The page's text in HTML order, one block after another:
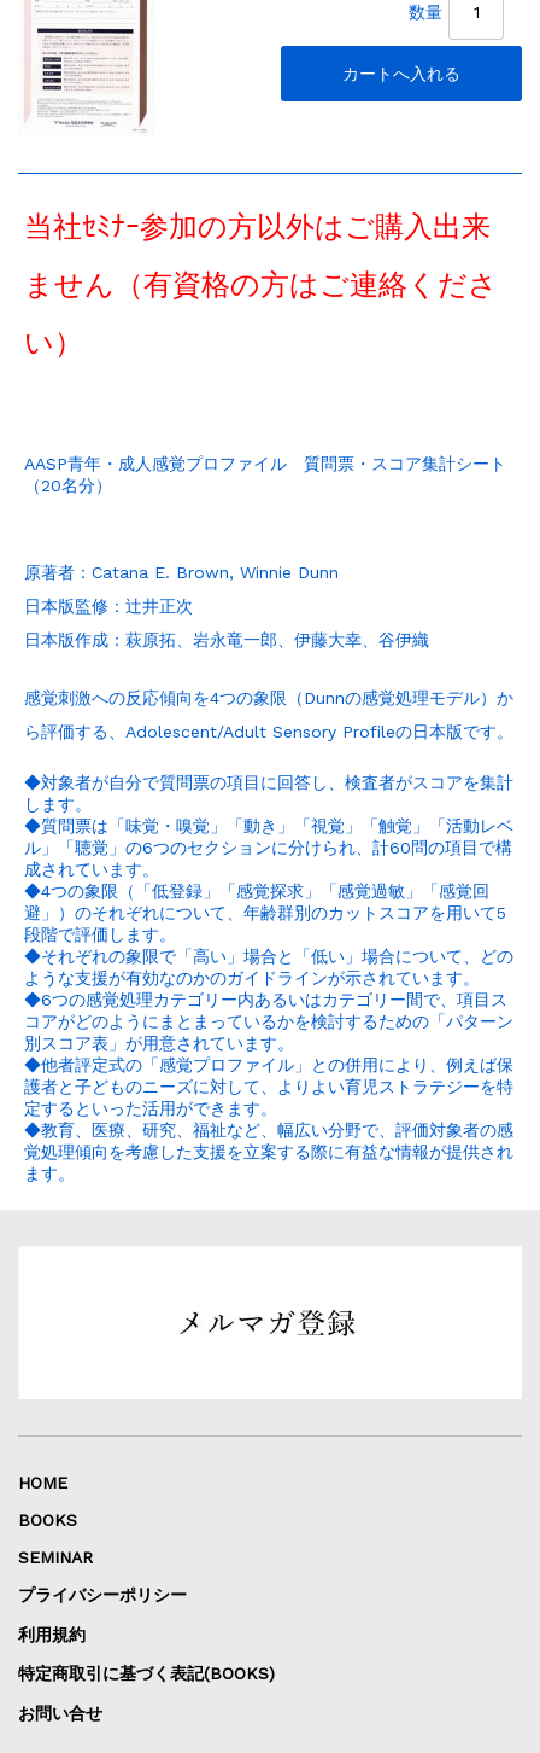
数量
当社ｾﾐﾅｰ参加の方以外はご購入出来
ません（有資格の方はご連絡くださ
い）
AASP青年・成人感覚プロファイル 質問票・スコア集計シート
（20名分）
原著者：Catana E. Brown, Winnie Dunn
日本版監修：辻井正次
日本版作成：萩原拓、岩永竜一郎、伊藤大幸、谷伊織
感覚刺激への反応傾向を4つの象限（Dunnの感覚処理モデル）か
ら評価する、Adolescent/Adult Sensory Profileの日本版です。
◆対象者が自分で質問票の項目に回答し、検査者がスコアを集計
します。
◆質問票は「味覚・嗅覚」「動き」「視覚」「触覚」「活動レベ
ル」「聴覚」の6つのセクションに分けられ、計60問の項目で構
成されています。
◆4つの象限（「低登録」「感覚探求」「感覚過敏」「感覚回
避」）のそれぞれについて、年齢群別のカットスコアを用いて5
段階で評価します。
◆それぞれの象限で「高い」場合と「低い」場合について、どの
ような支援が有効なのかのガイドラインが示されています。
◆6つの感覚処理カテゴリー内あるいはカテゴリー間で、項目ス
コアがどのようにまとまっているかを検討するための「パターン
別スコア表」が用意されています。
◆他者評定式の「感覚プロファイル」との併用により、例えば保
護者と子どものニーズに対して、よりよい育児ストラテジーを特
定するといった活用ができます。
◆教育、医療、研究、福祉など、幅広い分野で、評価対象者の感
覚処理傾向を考慮した支援を立案する際に有益な情報が提供され
ます。
HOME
BOOKS
SEMINAR
プライバシーポリシー
利用規約
特定商取引に基づく表記(BOOKS)
お問い合せ